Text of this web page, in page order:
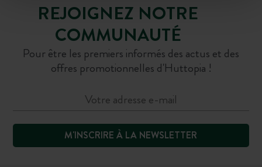
REJOIGNEZ NOTRE
COMMUNAUTÉ
Pour être les premiers informés des actus et des
offres promotionnelles d'Huttopia !
M'INSCRIRE À LA NEWSLETTER